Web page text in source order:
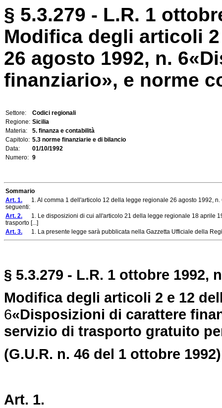
§ 5.3.279 - L.R. 1
Modifica degli articoli
26 agosto 1992, n.
finanziario», e norme
Settore:
Codici regionali
Regione: Sicilia
Materia:
5. finanza e contabilità
Capitolo: 5.3 norme finanziarie e di bilancio
Data:
01/10/1992
Numero: 9
Sommario
Art. 1. 1. Al comma 1 dell'articolo 12 della legge regionale 26 agosto 1992,
seguenti:
Art. 2. 1. Le disposizioni di cui all'articolo 21 della legge regionale 18 aprile
trasporto [...]
Art. 3. 1. La presente legge sarà pubblicata nella Gazzetta Ufficiale della
§ 5.3.279 - L.R. 1 ottobre 1992,
Modifica degli articoli 2 e 12
6«Disposizioni di carattere
servizio di trasporto gratuito
(G.U.R. n. 46 del 1 ottobre
Art. 1.